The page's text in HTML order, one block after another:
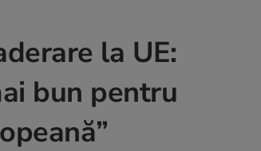
la UE:
bun pentru